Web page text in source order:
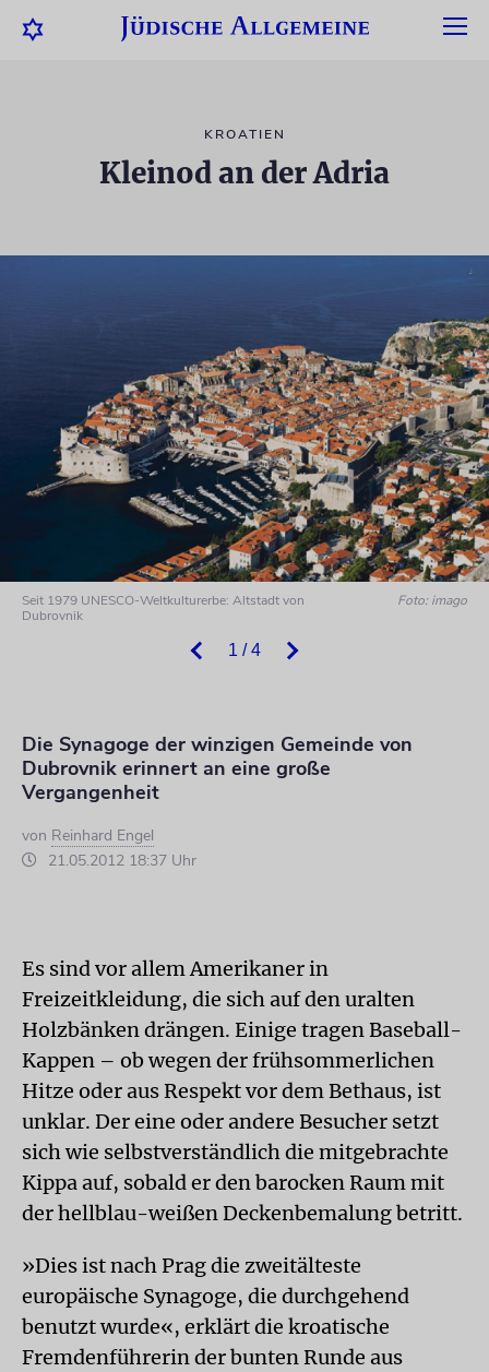
KROATIEN
Kleinod an der Adria
1 / 4
Seit 1979 UNESCO-Weltkulturerbe: Altstadt von
Dubrovnik
Foto: imago
Die Synagoge der winzigen Gemeinde von
Dubrovnik erinnert an eine große
Vergangenheit
von Reinhard Engel
21.05.2012 18:37 Uhr
Es sind vor allem Amerikaner in
Freizeitkleidung, die sich auf den uralten
Holzbänken drängen. Einige tragen Baseball-
Kappen – ob wegen der frühsommerlichen
Hitze oder aus Respekt vor dem Bethaus, ist
unklar. Der eine oder andere Besucher setzt
sich wie selbstverständlich die mitgebrachte
Kippa auf, sobald er den barocken Raum mit
der hellblau-weißen Deckenbemalung betritt.
»Dies ist nach Prag die zweitälteste
europäische Synagoge, die durchgehend
benutzt wurde«, erklärt die kroatische
Fremdenführerin der bunten Runde aus